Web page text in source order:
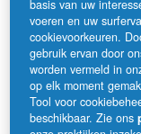
foliumzuur, dat
omzetten in actief
De rol van
en
basis van uw
voeren en uw
cookievoorkeuren.
gebruik ervan door
worden vermeld in
op elk moment
Tool voor
beschikbaar. Zie ons